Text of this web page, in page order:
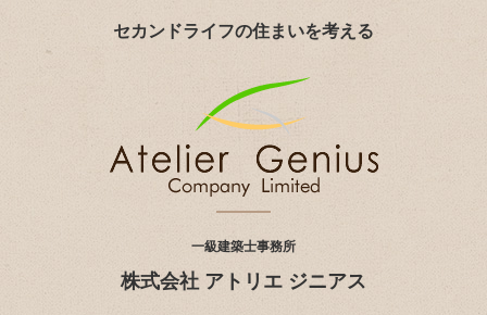
セカンドライフの住まいを考える
一級建築士事務所
株式会社 アトリエ ジニアス